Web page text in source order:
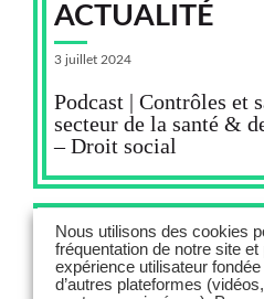
ACTUALITÉ
3 juillet 2024
Podcast | Contrôles et
secteur de la santé &
– Droit social
ACTUALITÉ
21 mai 2024
Nous utilisons des cookies
fréquentation de notre site
expérience utilisateur
d’autres plateformes